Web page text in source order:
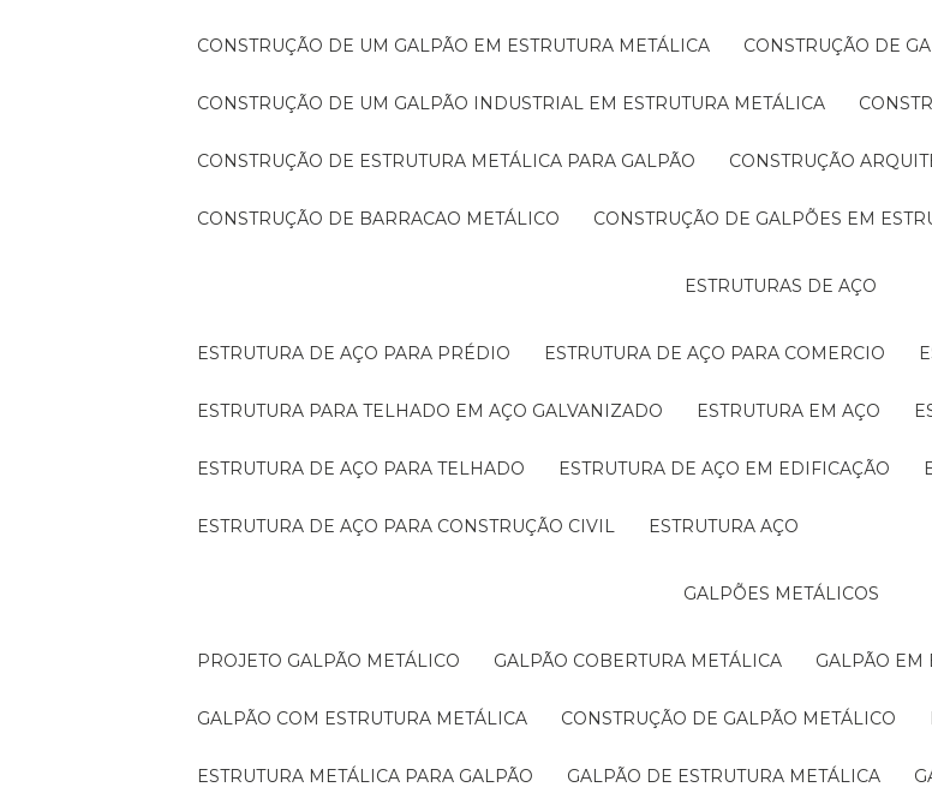
CONSTRUÇÃO DE UM GALPÃO EM ESTRUTURA METÁLICA CONSTRUÇÃO DE
CONSTRUÇÃO DE UM GALPÃO INDUSTRIAL EM ESTRUTURA METÁLICA
CONSTRUÇÃO DE ESTRUTURA METÁLICA PARA GALPÃO CONSTRUÇÃO
CONSTRUÇÃO DE BARRACAO METÁLICO CONSTRUÇÃO DE GALPÕES EM
ESTRUTURAS DE AÇO
ESTRUTURA DE AÇO PARA PRÉDIO ESTRUTURA DE AÇO PARA COMERCIO
ESTRUTURA PARA TELHADO EM AÇO GALVANIZADO ESTRUTURA EM AÇO
ESTRUTURA DE AÇO PARA TELHADO ESTRUTURA DE AÇO EM EDIFICAÇÃO
ESTRUTURA DE AÇO PARA CONSTRUÇÃO CIVIL ESTRUTURA AÇO
GALPÕES METÁLICOS
PROJETO GALPÃO METÁLICO GALPÃO COBERTURA METÁLICA GALPÃO
GALPÃO COM ESTRUTURA METÁLICA CONSTRUÇÃO DE GALPÃO METÁLICO
ESTRUTURA METÁLICA PARA GALPÃO GALPÃO DE ESTRUTURA METÁLICA